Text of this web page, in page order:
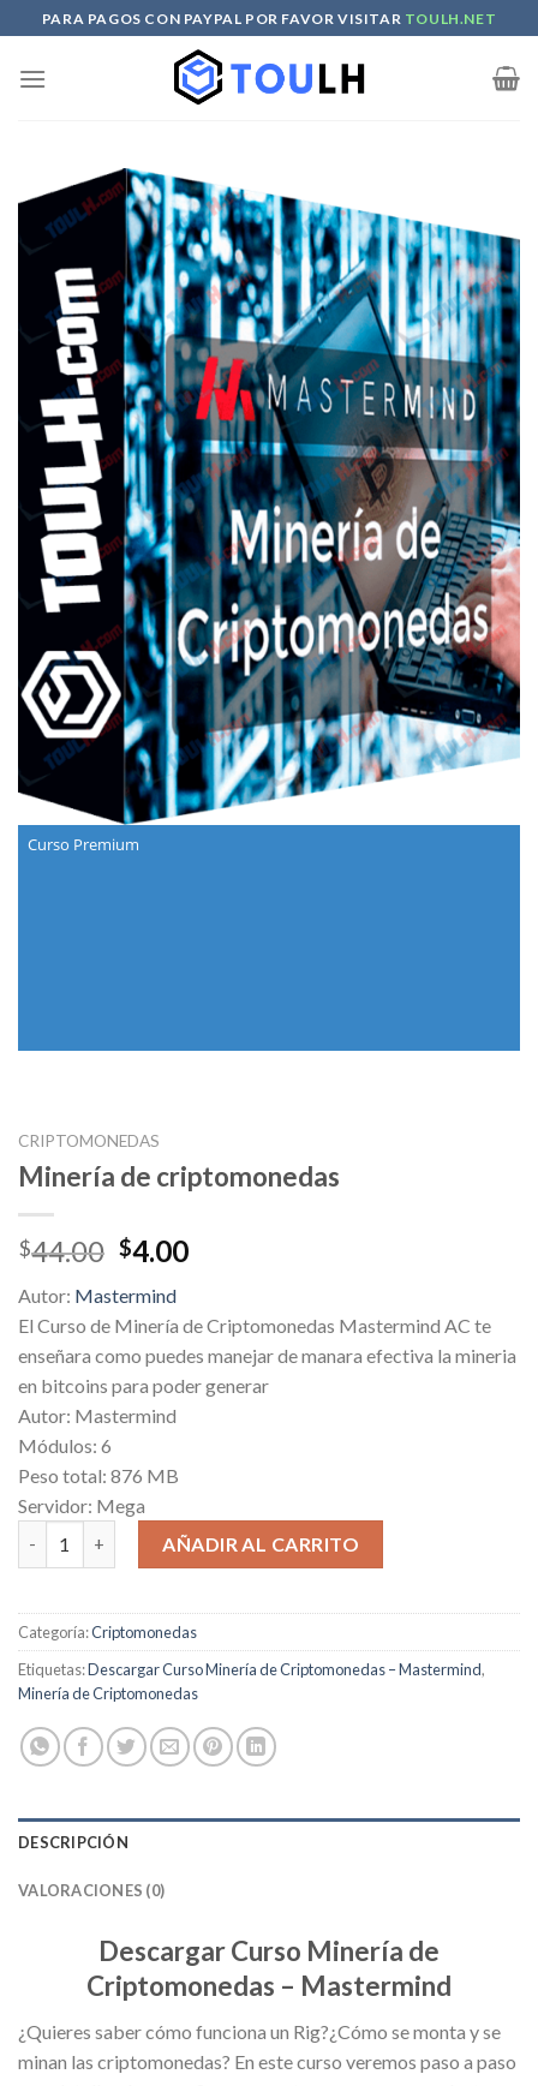
to
content
PARA PAGOS CON PAYPAL POR FAVOR VISITAR TOULH.NET
Curso Premium
CRIPTOMONEDAS
Minería de criptomonedas
$44.00 Original
was:
$44.00.
$4.00Current
$4.00.
Autor: Mastermind
El Curso de Minería de Criptomonedas Mastermind AC te
enseñara como puedes manejar de manara efectiva la mineria
en bitcoins para poder generar
Autor: Mastermind
Módulos: 6
Peso total: 876 MB
Servidor: Mega
Minería de criptomonedas cantidad
AÑADIR AL CARRITO
Categoría:Criptomonedas
Etiquetas:Descargar Curso Minería de Criptomonedas – Mastermind,
Minería de Criptomonedas
DESCRIPCIÓN
VALORACIONES (0)
Descargar Curso Minería de
Criptomonedas – Mastermind
¿Quieres saber cómo funciona un Rig?¿Cómo se monta y se
minan las criptomonedas? En este curso veremos paso a paso